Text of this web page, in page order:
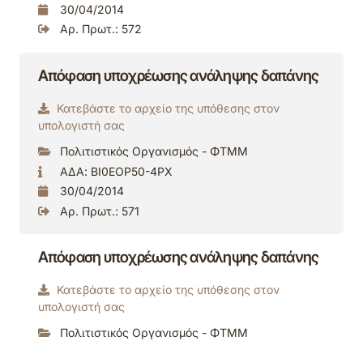
30/04/2014
Αρ. Πρωτ.: 572
Απόφαση υποχρέωσης ανάληψης δαπάνης
Κατεβάστε το αρχείο της υπόθεσης στον
υπολογιστή σας
Πολιτιστικός Οργανισμός - ΦΤΜΜ
ΑΔΑ: ΒΙ0ΕΟΡ50-4ΡΧ
30/04/2014
Αρ. Πρωτ.: 571
Απόφαση υποχρέωσης ανάληψης δαπάνης
Κατεβάστε το αρχείο της υπόθεσης στον
υπολογιστή σας
Πολιτιστικός Οργανισμός - ΦΤΜΜ